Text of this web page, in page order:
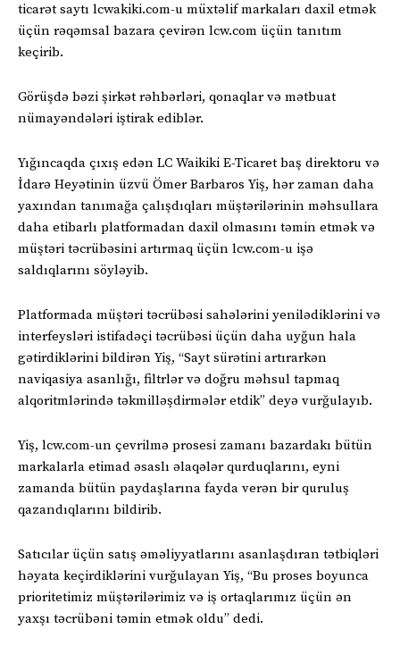
ticarət saytı lcwakiki.com-u müxtəlif markaları daxil etmək
üçün rəqəmsal bazara çevirən lcw.com üçün tanıtım
keçirib.
Görüşdə bəzi şirkət rəhbərləri, qonaqlar və mətbuat
nümayəndələri iştirak ediblər.
Yığıncaqda çıxış edən LC Waikiki E-Ticaret baş direktoru və
İdarə Heyətinin üzvü Ömer Barbaros Yiş, hər zaman daha
yaxından tanımağa çalışdıqları müştərilərinin məhsullara
daha etibarlı platformadan daxil olmasını təmin etmək və
müştəri təcrübəsini artırmaq üçün lcw.com-u işə
saldıqlarını söyləyib.
Platformada müştəri təcrübəsi sahələrini yenilədiklərini və
interfeysləri istifadəçi təcrübəsi üçün daha uyğun hala
gətirdiklərini bildirən Yiş, “Sayt sürətini artırarkən
naviqasiya asanlığı, filtrlər və doğru məhsul tapmaq
alqoritmlərində təkmilləşdirmələr etdik” deyə vurğulayıb.
Yiş, lcw.com-un çevrilmə prosesi zamanı bazardakı bütün
markalarla etimad əsaslı əlaqələr qurduqlarını, eyni
zamanda bütün paydaşlarına fayda verən bir quruluş
qazandıqlarını bildirib.
Satıcılar üçün satış əməliyyatlarını asanlaşdıran tətbiqləri
həyata keçirdiklərini vurğulayan Yiş, “Bu proses boyunca
prioritetimiz müştərilərimiz və iş ortaqlarımız üçün ən
yaxşı təcrübəni təmin etmək oldu” dedi.